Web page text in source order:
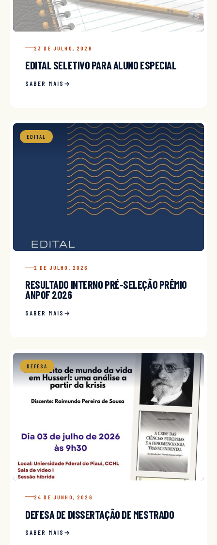
23 DE JULHO, 2026
EDITAL SELETIVO PARA ALUNO ESPECIAL
SABER MAIS
EDITAL
2 DE JULHO, 2026
RESULTADO INTERNO PRÉ-SELEÇÃO PRÊMIO
ANPOF 2026
SABER MAIS
DEFESA
24 DE JUNHO, 2026
DEFESA DE DISSERTAÇÃO DE MESTRADO
SABER MAIS